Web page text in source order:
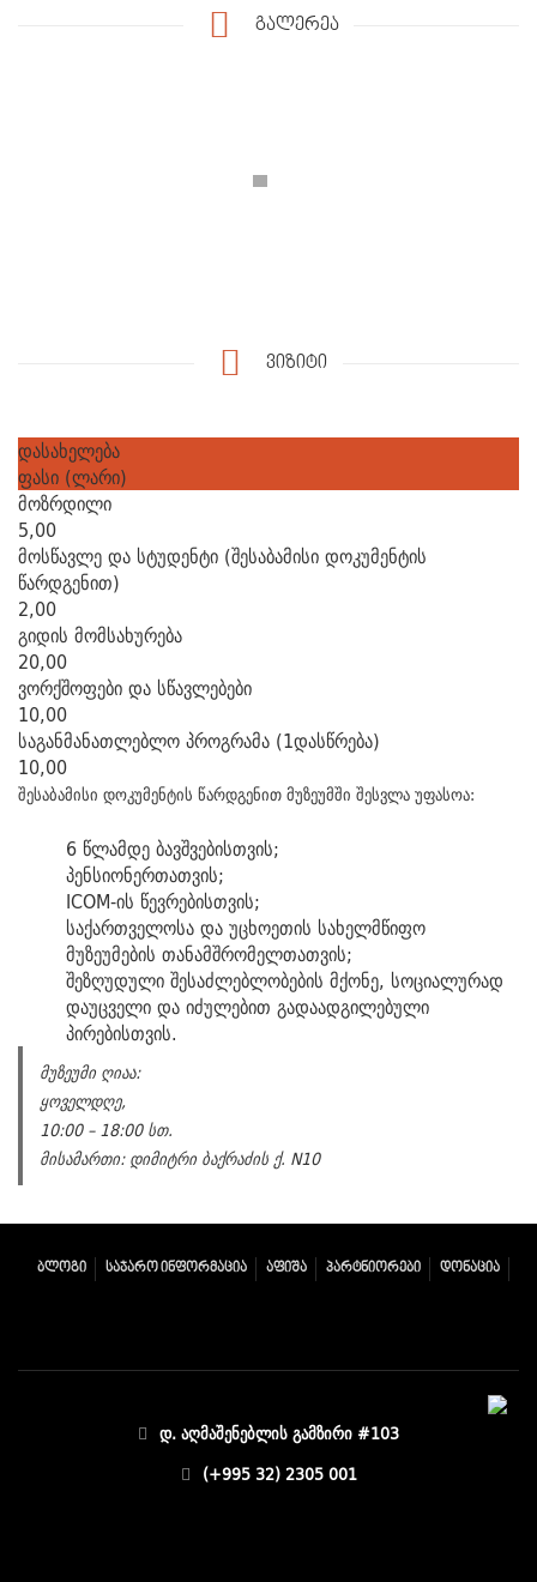
გალერეა
ვიზიტი
დასახელება
ფასი (ლარი)
მოზრდილი
5,00
მოსწავლე და სტუდენტი (შესაბამისი დოკუმენტის
წარდგენით)
2,00
გიდის მომსახურება
20,00
ვორქშოფები და სწავლებები
10,00
საგანმანათლებლო პროგრამა (1დასწრება)
10,00
შესაბამისი დოკუმენტის წარდგენით მუზეუმში შესვლა უფასოა:
6 წლამდე ბავშვებისთვის;
პენსიონერთათვის;
ICOM-ის წევრებისთვის;
საქართველოსა და უცხოეთის სახელმწიფო
მუზეუმების თანამშრომელთათვის;
შეზღუდული შესაძლებლობების მქონე, სოციალურად
დაუცველი და იძულებით გადაადგილებული
პირებისთვის.
მუზეუმი ღიაა:
ყოველდღე,
10:00 – 18:00 სთ.
მისამართი: დიმიტრი ბაქრაძის ქ. N10
ᲑᲚᲝᲒᲘ ᲡᲐᲯᲐᲠᲝ ᲘᲜᲤᲝᲠᲛᲐᲪᲘᲐ ᲐᲤᲘᲨᲐ ᲞᲐᲠᲢᲜᲘᲝᲠᲔᲑᲘ ᲓᲝᲜᲐᲪᲘᲐ
დ. აღმაშენებლის გამზირი #103
(+995 32) 2305 001